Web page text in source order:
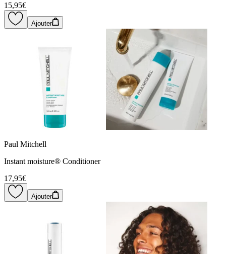
15,95€
Ajouter
Paul Mitchell
Instant moisture® Conditioner
17,95€
Ajouter